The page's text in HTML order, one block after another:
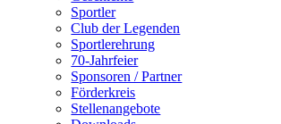
Sportler
Club der Legenden
Sportlerehrung
70-Jahrfeier
Sponsoren / Partner
Förderkreis
Stellenangebote